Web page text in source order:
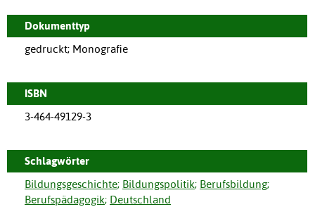
Dokumenttyp
gedruckt; Monografie
ISBN
3-464-49129-3
Schlagwörter
Bildungsgeschichte; Bildungspolitik; Berufsbildung;
Berufspädagogik; Deutschland